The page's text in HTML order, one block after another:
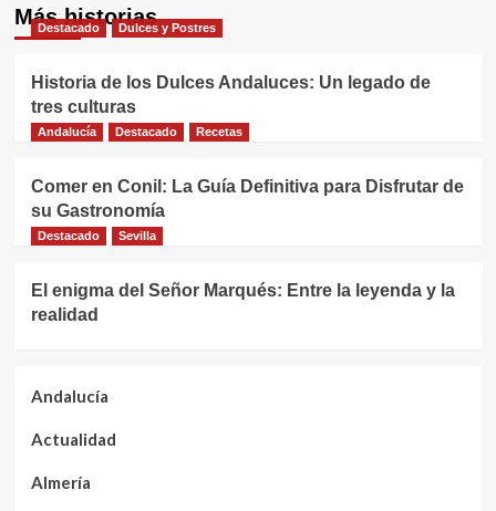
Más historias
Destacado Dulces y Postres
Historia de los Dulces Andaluces: Un legado de
tres culturas
Andalucía Destacado Recetas
Comer en Conil: La Guía Definitiva para Disfrutar de
su Gastronomía
Destacado Sevilla
El enigma del Señor Marqués: Entre la leyenda y la
realidad
Andalucía
Actualidad
Almería